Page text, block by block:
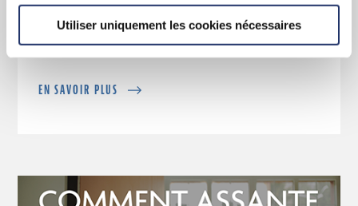
Utiliser uniquement les cookies nécessaires
leadership qui sous tendent Assante CI.
EN SAVOIR PLUS